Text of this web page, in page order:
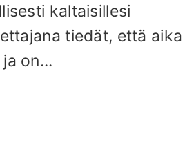
kaltaisillesi
tiedät, että aika
on...